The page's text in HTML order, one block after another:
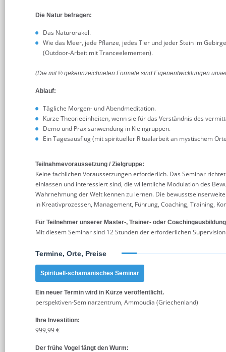
Die Natur befragen:
Das Naturorakel.
Wie das Meer, jede Pflanze, jedes Tier und jeder Stein im
(Outdoor-Arbeit mit Tranceelementen).
(Die mit ® gekennzeichneten Formate sind Eigenentwicklungen
Ablauf:
Tägliche Morgen- und Abendmeditation.
Kurze Theorieeinheiten, wenn sie für das Verständnis des
Demo und Praxisanwendung in Kleingruppen.
Ein Tagesausflug (mit spiritueller Ritualarbeit an mystischem
Teilnahmevoraussetzung / Zielgruppe:
Keine fachlichen Voraussetzungen erforderlich. Das Seminar
einlassen und interessiert sind, die willentliche Modulation des
Wahrnehmung der Welt kennen zu lernen. Die
in Kreativprozessen, Management, Führung, Coaching, Training,
Für Teilnehmer unserer Master-, Trainer- oder
Mit diesem Seminar sind 12 Stunden der erforderlichen
Termine, Orte, Preise
Spirituell-schamanisches Seminar
Ein neuer Termin wird in Kürze veröffentlicht.
perspektiven-Seminarzentrum, Ammoudia (Griechenland)
Ihre Investition:
999,99 €
Der frühe Vogel fängt den Wurm: